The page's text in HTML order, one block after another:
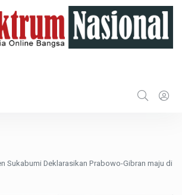
Sukabumi Deklarasikan Prabowo-Gibran maju di